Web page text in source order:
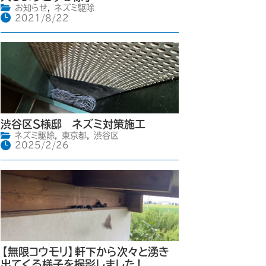
お知らせ,
ネズミ駆除
2021/8/22
渋谷区S様邸 ネズミ対策施工
ネズミ駆除, 東京都,
渋谷区
2025/2/26
【無限コウモリ】軒下から次々と湧き